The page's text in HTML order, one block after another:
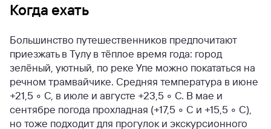
Когда ехать
Большинство путешественников предпочитают
приезжать в Тулу в тёплое время года: город
зелёный, уютный, по реке Упе можно покататься на
речном трамвайчике. Средняя температура в июне
+21,5 ◦ C, в июле и августе +23,5 ◦ C. В мае и
сентябре погода прохладная (+17,5 ◦ C и +15,5 ◦ C),
но тоже подходит для прогулок и экскурсионного